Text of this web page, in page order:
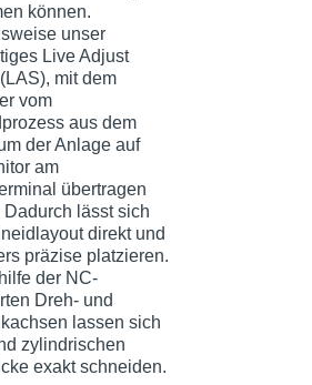
können.
unser
Live Adjust
mit dem
vom
aus dem
der Anlage auf
am
übertragen
Dadurch lässt sich
direkt und
präzise platzieren.
der NC-
Dreh- und
lassen sich
zylindrischen
exakt schneiden.